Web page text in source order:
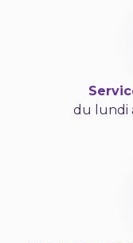
du lundi